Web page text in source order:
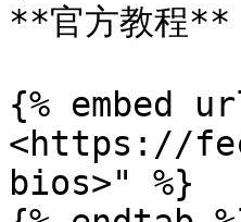
**官方教程**
{% embed
<https://
bios>" %}